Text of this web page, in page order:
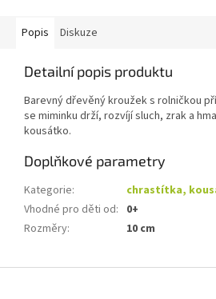
Popis Diskuze
Detailní popis produktu
Barevný dřevěný kroužek s rolničkou
se miminku drží, rozvíjí sluch, zrak a
kousátko.
Doplňkové parametry
Kategorie:
chrastítka,
Vhodné pro děti od: 0+
Rozměry: 10 cm